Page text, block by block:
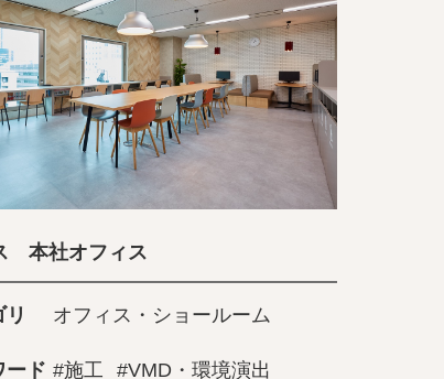
本社オフィス
リ オフィス・ショールーム
ード #施工 #VMD・環境演出